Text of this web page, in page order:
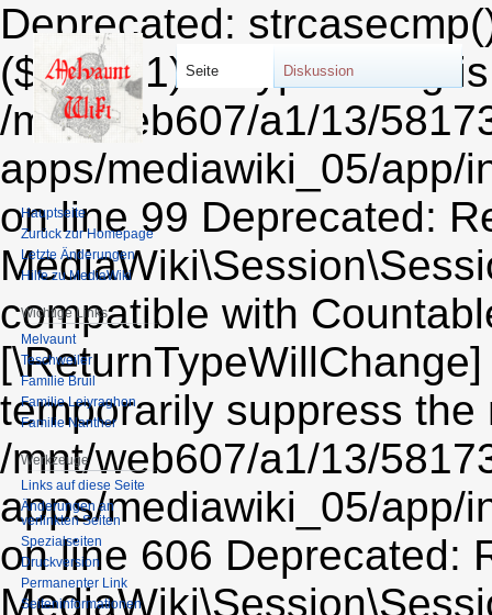
Deprecated:
($string1) of type string
/mnt/web607/a1/13/
apps/mediawiki_05/app/
on line 99 Deprecated:
compatible with
temporarily suppress the
/mnt/web607/a1/13/
apps/mediawiki_05/app/
on line 606 Deprecated:
Seite Diskussion
Hauptseite
Zurück zur Homepage
Letzte Änderungen
Hilfe zu MediaWiki
Wichtige Links
Melvaunt
Teschweiler
Familie Bruil
Familie Leiyraghon
Familie Nanther
Werkzeuge
Links auf diese Seite
Änderungen an
verlinkten Seiten
Spezialseiten
Druckversion
Permanenter Link
Seiten­informationen